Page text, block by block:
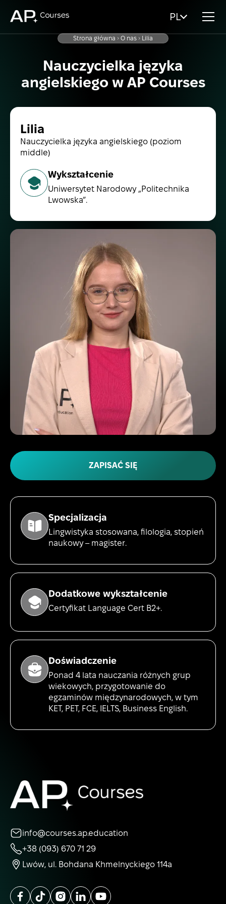
PL
Strona główna O nas Lilia
Nauczycielka języka
angielskiego w AP Courses
Lilia
Nauczycielka języka angielskiego (poziom
middle)
Wykształcenie
Uniwersytet Narodowy „Politechnika
Lwowska”.
Specjalizacja
Lingwistyka stosowana, filologia, stopień
naukowy – magister.
Dodatkowe wykształcenie
Certyfikat Language Cert B2+.
Doświadczenie
Ponad 4 lata nauczania różnych grup
wiekowych, przygotowanie do
egzaminów międzynarodowych, w tym
KET, PET, FCE, IELTS, Business English.
ZAPISAĆ SIĘ
info@courses.ap.education
+38 (093) 670 71 29
Lwów, ul. Bohdana Khmelnyckiego 114a